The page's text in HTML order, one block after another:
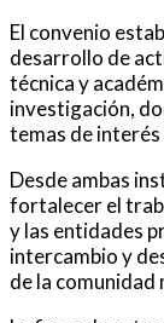
El convenio
desarrollo de
técnica y
investigación,
temas de interés
Desde ambas
fortalecer el
y las entidades
intercambio y
de la comunidad